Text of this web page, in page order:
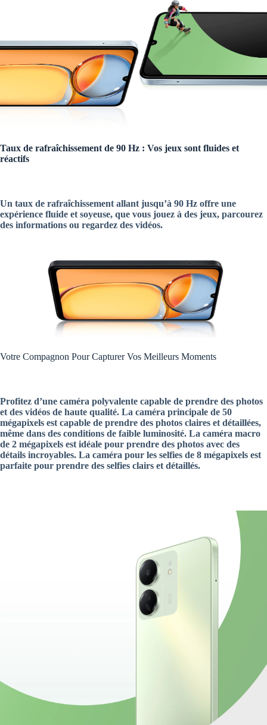
Taux de rafraîchissement de 90 Hz : Vos jeux sont fluides et
réactifs
Un taux de rafraîchissement allant jusqu’à 90 Hz offre une
expérience fluide et soyeuse, que vous jouez à des jeux, parcourez
des informations ou regardez des vidéos.
Votre Compagnon Pour Capturer Vos Meilleurs Moments
Profitez d’une caméra polyvalente capable de prendre des photos
et des vidéos de haute qualité. La caméra principale de 50
mégapixels est capable de prendre des photos claires et détaillées,
même dans des conditions de faible luminosité. La caméra macro
de 2 mégapixels est idéale pour prendre des photos avec des
détails incroyables. La caméra pour les selfies de 8 mégapixels est
parfaite pour prendre des selfies clairs et détaillés.